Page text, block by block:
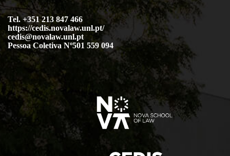
Tel. +351 213 847 466
https://cedis.novalaw.unl.pt/
cedis@novalaw.unl.pt
Pessoa Coletiva Nº501 559 094